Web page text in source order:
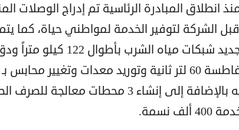
انطلاق المبادرة الرئاسية تم إدراج الوصلات
الشركة لتوفير الخدمة لمواطني حياة، كما